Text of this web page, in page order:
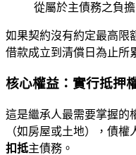
從屬於主債務之負擔
如果契約沒有約定最高限
借款成立到清償日為止所
核心權益：實行抵押
這是繼承人最需要掌握的
（如房屋或土地），債
扣抵主債務。